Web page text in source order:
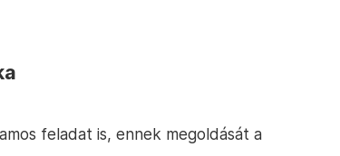
feladat is, ennek megoldását a